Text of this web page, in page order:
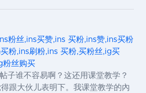
粉丝,ins买赞,ins 买粉,ins赞,ins买粉
粉,ins刷粉,ins 买粉,买粉丝,ig买
粉丝购买
子谁不容易啊？这还用课堂教学？
跟大伙儿表明下。我课堂教学的內